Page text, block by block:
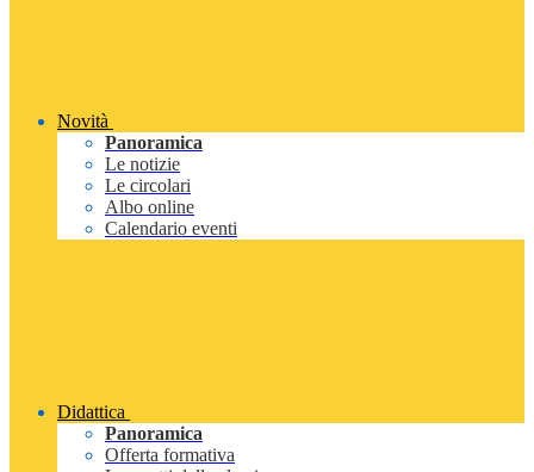
Novità
Panoramica
Le notizie
Le circolari
Albo online
Calendario eventi
Didattica
Panoramica
Offerta formativa